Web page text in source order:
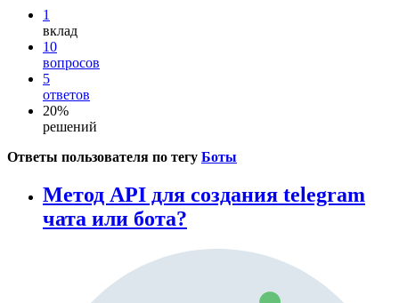
1
вклад
10
вопросов
5
ответов
20%
решений
Ответы пользователя по тегу Боты
Метод API для создания telegram
чата или бота?